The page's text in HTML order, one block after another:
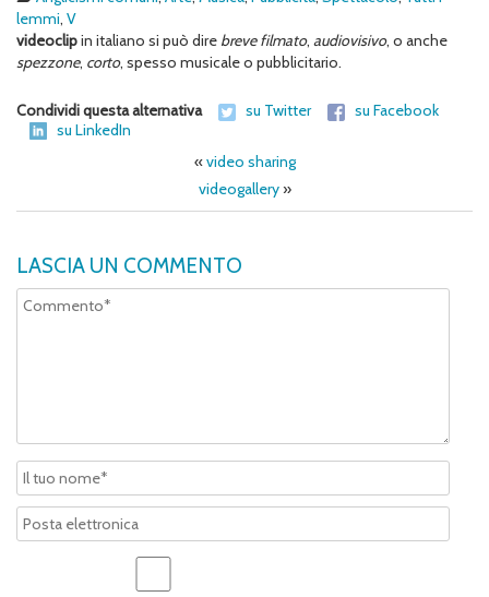
lemmi, V
videoclipin italiano si può dire breve filmato, audiovisivo, o anche
spezzone, corto, spesso musicale o pubblicitario.
Condividi questa alternativa su Twitter
su Facebook
su LinkedIn
«video sharing
videogallery»
LASCIA UN COMMENTO